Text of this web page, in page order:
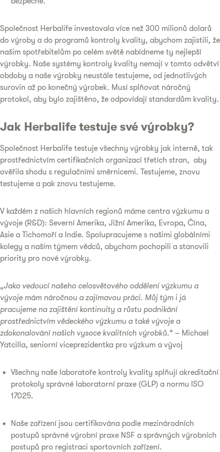
Společnost Herbalife investovala více než 300 milionů dolarů
do výroby a do programů kontroly kvality, abychom zajistili, že
našim spotřebitelům po celém světě nabídneme ty nejlepší
výrobky. Naše systémy kontroly kvality nemají v tomto odvětví
obdoby a naše výrobky neustále testujeme, od jednotlivých
surovin až po konečný výrobek. Musí splňovat náročný
protokol, aby bylo zajištěno, že odpovídají standardům kvality.
Jak Herbalife testuje své výrobky?
Společnost Herbalife testuje všechny výrobky jak interně, tak
prostřednictvím certifikačních organizací třetích stran, aby
ověřila shodu s regulačními směrnicemi. Testujeme, znovu
testujeme a pak znovu testujeme.
V každém z našich hlavních regionů máme centra výzkumu a
vývoje (R&D): Severní Amerika, Jižní Amerika, Evropa, Čína,
Asie a Tichomoří a Indie. Spolupracujeme s našimi globálními
kolegy a naším týmem vědců, abychom pochopili a stanovili
priority pro nové výrobky.
„Jako vedoucí našeho celosvětového oddělení výzkumu a
vývoje mám náročnou a zajímavou práci. Můj tým i já
pracujeme na zajištění kontinuity a růstu podnikání
prostřednictvím vědeckého výzkumu a také vývoje a
zdokonalování našich vysoce kvalitních výrobků.“ – Michael
Yatcilla, seniorní viceprezidentka pro výzkum a vývoj
Všechny naše laboratoře kontroly kvality splňují akreditační
protokoly správné laboratorní praxe (GLP) a normu ISO
17025.
Naše zařízení jsou certifikována podle mezinárodních
postupů správné výrobní praxe NSF a správných výrobních
postupů pro registraci sportovních zařízení.